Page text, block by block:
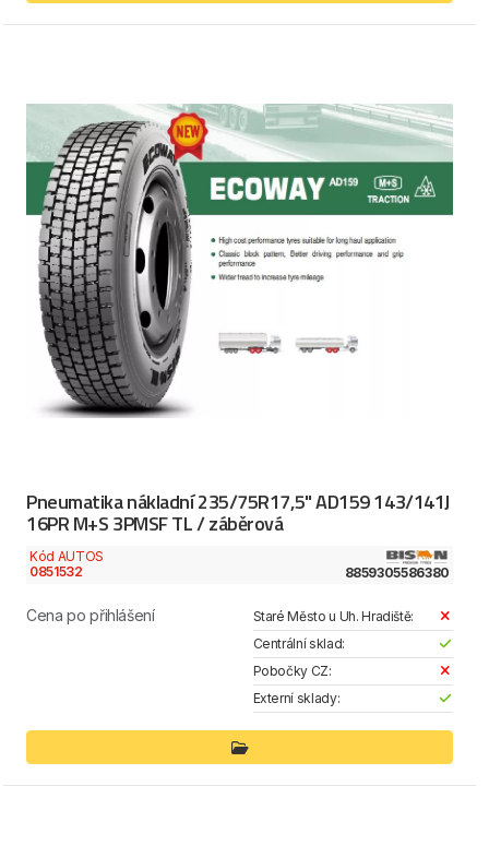
Pneumatika nákladní 235/75R17,5" AD159 143/141J
16PR M+S 3PMSF TL / záběrová
Kód AUTOS
0851532
8859305586380
Cena po přihlášení
Staré Město u Uh. Hradiště:
Centrální sklad:
Pobočky CZ:
Externí sklady: